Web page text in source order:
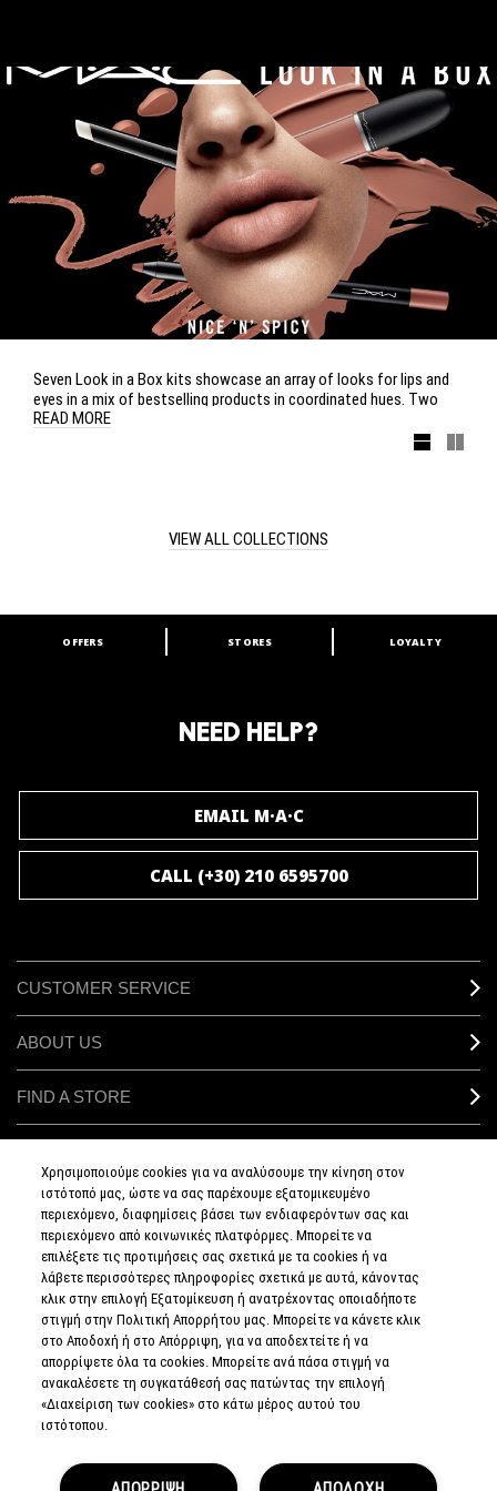
Seven Look in a Box kits showcase an array of looks for lips and
eyes in a mix of bestselling products in coordinated hues. Two
Brush Kits, Basic and Advanced, keep it professional with a
selection of our favourite blending and shading brushes for simple,
pro-worthy application. Each brush kit is housed in a limited-
READ MORE
VIEW ALL COLLECTIONS
ARE YOU A M·A·C LOVER?
OFFERS STORES LOYALTY
NEED HELP?
EMAIL M·A·C
CALL (+30) 210 6595700
CUSTOMER SERVICE
ABOUT US
FIND A STORE
SIGN UP FOR EMAIL
My M•A•C / SIGN IN
CONNECT
PRIVACY POLICY
Χρησιμοποιούμε cookies για να αναλύσουμε την κίνηση στον
ιστότοπό μας, ώστε να σας παρέχουμε εξατομικευμένο
περιεχόμενο, διαφημίσεις βάσει των ενδιαφερόντων σας και
περιεχόμενο από κοινωνικές πλατφόρμες. Μπορείτε να
επιλέξετε τις προτιμήσεις σας σχετικά με τα cookies ή να
λάβετε περισσότερες πληροφορίες σχετικά με αυτά, κάνοντας
κλικ στην επιλογή Εξατομίκευση ή ανατρέχοντας οποιαδήποτε
στιγμή στην Πολιτική Απορρήτου μας. Μπορείτε να κάνετε κλικ
στο Αποδοχή ή στο Απόρριψη, για να αποδεχτείτε ή να
απορρίψετε όλα τα cookies. Μπορείτε ανά πάσα στιγμή να
ανακαλέσετε τη συγκατάθεσή σας πατώντας την επιλογή
«Διαχείριση των cookies» στο κάτω μέρος αυτού του
ιστότοπου.